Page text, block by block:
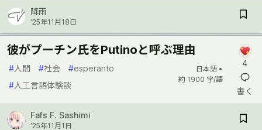
降雨
’25年11月18日
彼がプーチン氏をPutinoと呼ぶ理由
#人間 #社会 #esperanto
#人工言語体験談
日本語 •
約 1900 字/語
4
書く
Fafs F. Sashimi
’25年11月1日